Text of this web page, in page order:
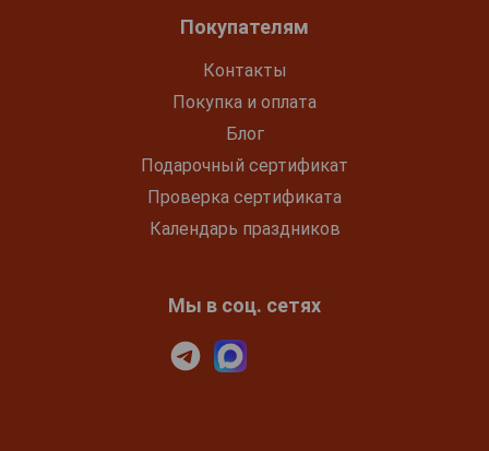
Покупателям
Контакты
Покупка и оплата
Блог
Подарочный сертификат
Проверка сертификата
Календарь праздников
Мы в соц. сетях